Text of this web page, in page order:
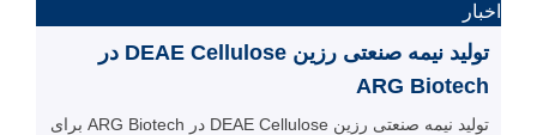
اخبار
تولید نیمه صنعتی رزین DEAE Cellulose در
ARG Biotech
تولید نیمه صنعتی رزین DEAE Cellulose در ARG Biotech برای